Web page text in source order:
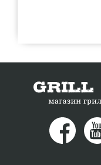
інтернет
Противни в
покупцям